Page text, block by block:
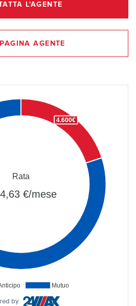
L'AGENTE
AGENTE
Mutuo
4.600€
Rata
€/mese
by